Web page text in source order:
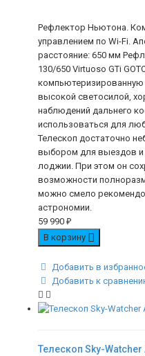
Рефлектор Ньютона.
управлением по Wi-Fi.
расстояние: 650 мм
130/650 Virtuoso GTi
компьютеризированную
высокой светосилой,
наблюдений дальнего
использоваться для
Телескоп достаточно
выбором для выездов и
лоджии. При этом он
возможности
можно смело
астрономии.
59 990 ₽
В корзину
Добавить в
Добавить к
Телескоп Sky-Watcher